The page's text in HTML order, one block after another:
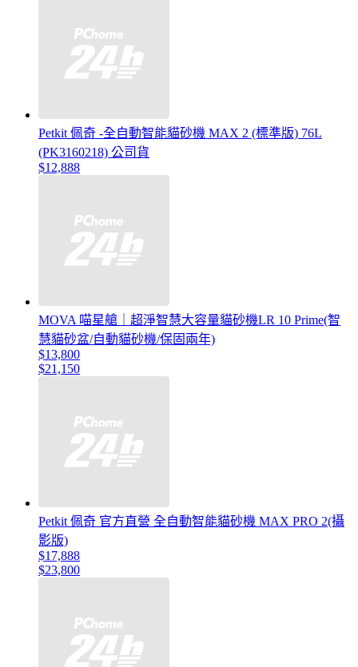
Petkit 佩奇 -全自動智能貓砂機 MAX 2 (標準版) 76L
(PK3160218) 公司貨
$12,888
MOVA 喵星艙｜超淨智慧大容量貓砂機LR 10 Prime(智
慧貓砂盆/自動貓砂機/保固兩年)
$13,800
$21,150
Petkit 佩奇 官方直營 全自動智能貓砂機 MAX PRO 2(攝
影版)
$17,888
$23,800